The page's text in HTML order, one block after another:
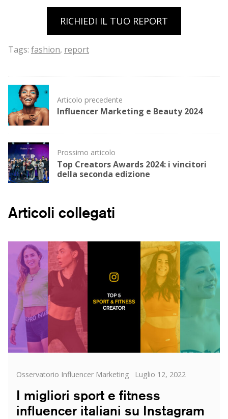
RICHIEDI IL TUO REPORT
Tags: fashion, report
Post
navigation
Articolo precedente
Influencer Marketing e Beauty 2024
Prossimo articolo
Top Creators Awards 2024: i vincitori
della seconda edizione
Articoli collegati
Categorie
Osservatorio Influencer Marketing
Posted
Luglio 12, 2022
I migliori sport e fitness
influencer italiani su Instagram